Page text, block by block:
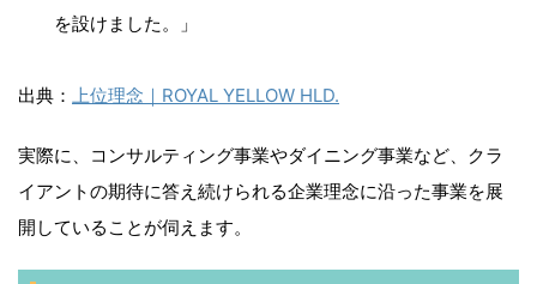
を設けました。」
出典： 上位理念｜ROYAL YELLOW HLD.
実際に、コンサルティング事業やダイニング事業など、クラ
イアントの期待に答え続けられる企業理念に沿った事業を展
開していることが伺えます。